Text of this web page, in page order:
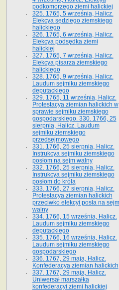
podkomorzego ziemi halickiej
325. 1765, 5 września, Halicz.
Elekcya sędziego ziemskiego
halickiego
326. 1765, 6 września, Halicz.
Elekcya podsędka ziemi
halickiej
327. 1765, 7 września, Halicz.
Elekcya pisarza ziemskiego
halickiego
328. 1765, 9 września, Halicz.
Laudum sejmiku ziemskiego
deputackiego
329. 1765, 11 września, Halicz.
Protestacya ziemian halickich w
sprawie sejmiku ziemskiego
gospodarskiego. 330. 1766, 25
sierpnia, Halicz. Laudum
sejmiku ziemskiego
przedsejmowego
331. 1766, 25 sierpnia, Halicz.
Instrukcya sejmiku ziemskiego
posłom na sejm walny
332. 1766, 25 sierpnia, Halicz.
Instrukcya sejmiku ziemskiego
posłom do króla
333. 1766, 27 sierpnia, Halicz.
Protestacya ziemian halickich
przeciwko elekcyi posła na sejm
walny
334. 1766, 15 września, Halicz.
Laudum sejmiku ziemskiego
deputackiego
335. 1766, 16 września, Halicz.
Laudum sejmiku ziemskiego
gospodarskiego
336. 1767, 29 maja, Halicz.
Konfederacya ziemian halickich
337. 1767, 29 maja, Halicz.
Uniwersał marszałka
konfederacyi ziemi halickiej